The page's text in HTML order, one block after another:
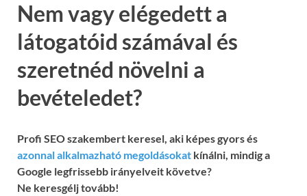
Nem vagy elégedett a
látogatóid számával és
szeretnéd növelni a
bevételedet?
Profi SEO szakembert keresel, aki képes gyors és
azonnal alkalmazható megoldásokat kínálni, mindig a
Google legfrissebb irányelveit követve?
Ne keresgélj tovább!